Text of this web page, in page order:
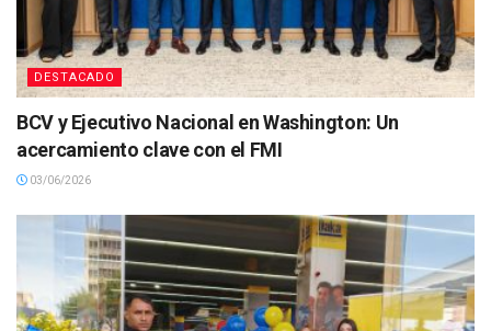
DESTACADO
BCV y Ejecutivo Nacional en Washington: Un
acercamiento clave con el FMI
03/06/2026